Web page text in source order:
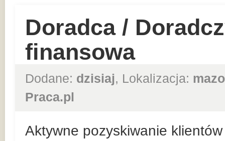
Doradca /
finansowa
Dodane: dzisiaj, Lokalizacja:
Praca.pl
Aktywne pozyskiwanie